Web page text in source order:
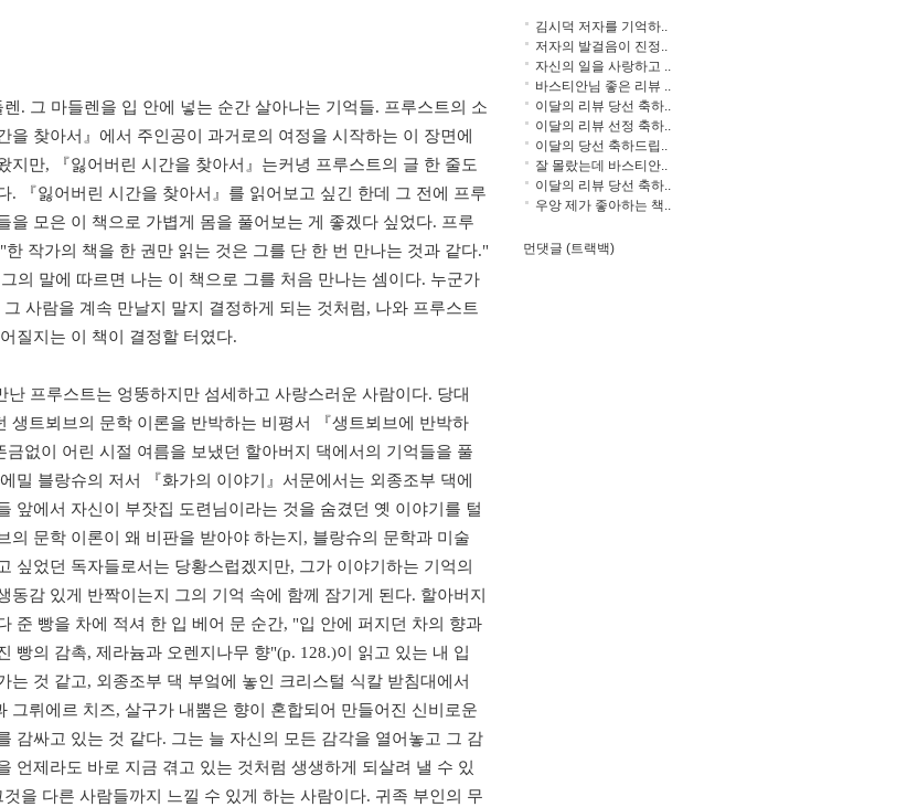
. 그 마들렌을 입 안에 넣는 순간 살아나는 기억들. 프루스트의 소
을 찾아서』에서 주인공이 과거로의 여정을 시작하는 이 장면에
지만,
『잃어버린 시간을 찾아서』 는커녕 프루스트의 글 한 줄도
.
『잃어버린 시간을 찾아서』를 읽어보고 싶긴 한데 그 전에 프루
을 모은 이 책으로 가볍게 몸을 풀어보는 게 좋겠다 싶었다. 프루
한 작가의 책을 한 권만 읽는 것은 그를 단 한 번 만나는 것과 같다."
의 말에 따르면 나는 이 책으로 그를 처음 만나는 셈이다. 누군가
사람을 계속 만날지 말지 결정하게 되는 것처럼, 나와 프루스트
질지는 이 책이 결정할 터였다.
난 프루스트는 엉뚱하지만 섬세하고 사랑스러운 사람이다. 당대
생트뵈브의 문학 이론을 반박하는 비평서 『생트뵈브에 반박하
금없이 어린 시절 여름을 보냈던 할아버지 댁에서의 기억들을 풀
밀 블랑슈의 저서 『화가의 이야기』서문에서는 외종조부 댁에
앞에서 자신이 부잣집 도련님이라는 것을 숨겼던 옛 이야기를 털
의 문학 이론이 왜 비판을 받아야 하는지, 블랑슈의 문학과 미술
싶었던 독자들로서는 당황스럽겠지만, 그가 이야기하는 기억의
동감 있게 반짝이는지 그의 기억 속에 함께 잠기게 된다. 할아버지
준 빵을 차에 적셔 한 입 베어 문 순간, "입 안에 퍼지던 차의 향과
빵의 감촉, 제라늄과 오렌지나무 향"(p. 128.)이 읽고 있는 내 입
는 것 같고, 외종조부 댁 부엌에 놓인 크리스털 식칼 받침대에서
그뤼에르 치즈, 살구가 내뿜은 향이 혼합되어 만들어진 신비로운
감싸고 있는 것 같다. 그는 늘 자신의 모든 감각을 열어놓고 그 감
언제라도 바로 지금 겪고 있는 것처럼 생생하게 되살려 낼 수 있
을 다른 사람들까지 느낄 수 있게 하는 사람이다. 귀족 부인의 무
김시덕 저자를 기억하..
저자의 발걸음이 진정..
자신의 일을 사랑하고 ..
바스티안님 좋은 리뷰 ..
이달의 리뷰 당선 축하..
이달의 리뷰 선정 축하..
이달의 당선 축하드립..
잘 몰랐는데 바스티안..
이달의 리뷰 당선 축하..
우앙 제가 좋아하는 책..
먼댓글 (트랙백)